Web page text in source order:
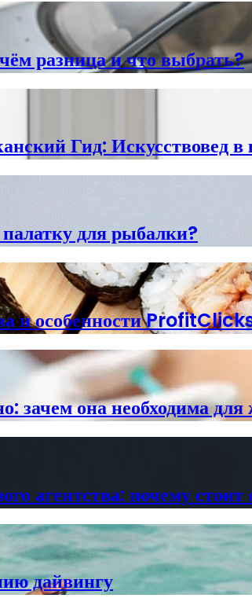
разница и что выбрать?
Гид: Искусствовед
для рыбалки?
и особенности
зачем она необходима
агентства: почему стоит
дайвингу